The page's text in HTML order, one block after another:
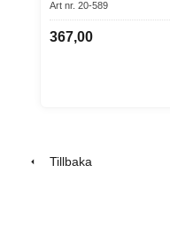
Art nr. 20-589
367,00
Tillbaka